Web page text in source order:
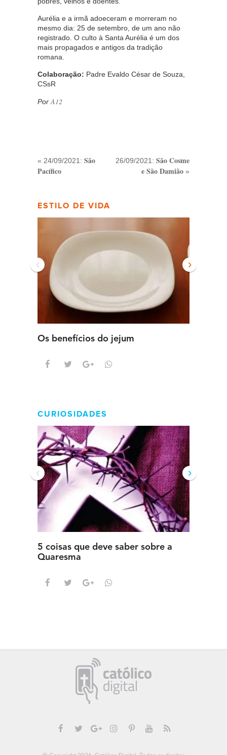
Aurélia e a irmã adoeceram e morreram no
mesmo dia: 25 de setembro, de um ano não
registrado. O culto à Santa Aurélia é um dos
mais propagados e antigos da tradição
romana.
Colaboração: Padre Evaldo César de Souza,
CSsR
Por A12
« 24/09/2021: São
Pacífico
26/09/2021: São Cosme
e São Damião »
ESTILO DE VIDA
Os benefícios do jejum
‹ ›
CURIOSIDADES
5 coisas que deve saber sobre a
Quaresma
‹ ›